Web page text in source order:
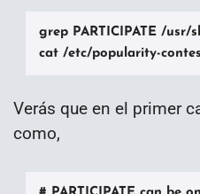
grep PARTICIPATE /
cat /etc/popularity-
Verás que en el primer
como,